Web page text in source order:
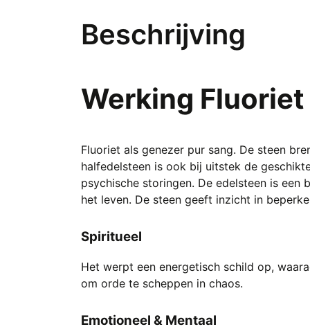
€ 247,00.€ 165,00.
Beschrijving
Werking Fluoriet
Fluoriet als genezer pur sang. De steen
halfedelsteen is ook bij uitstek de
psychische storingen. De edelsteen is
het leven. De steen geeft inzicht in
Spiritueel
Het werpt een energetisch schild op,
om orde te scheppen in chaos.
Emotioneel & Mentaal